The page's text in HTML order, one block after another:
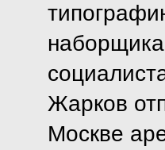
наборщика
Жарков
Москве